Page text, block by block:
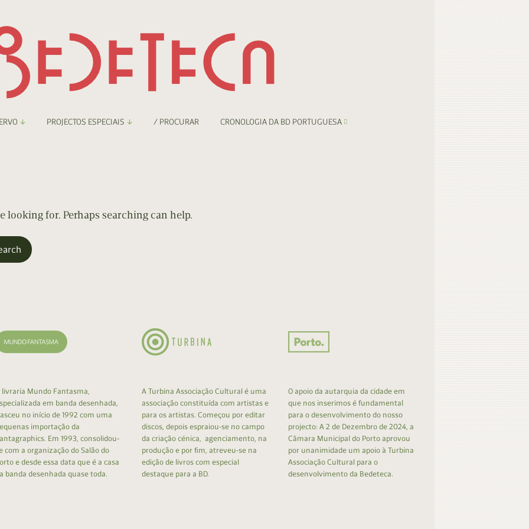
Digital
PROJECTOS ESPECIAIS / PROCURAR CRONOLOGIA DA BD PORTUGUESA
looking for. Perhaps searching can help.
livraria Mundo Fantasma,
em banda desenhada,
no início de 1992 com uma
importação da
Em 1993, consolidou-
com a organização do Salão do
e desde essa data que é a casa
banda desenhada quase toda.
A Turbina Associação Cultural é uma
associação constituída com artistas e
para os artistas. Começou por editar
discos, depois espraiou-se no campo
da criação cénica, agenciamento, na
produção e por fim, atreveu-se na
edição de livros com especial
destaque para a BD.
O apoio da autarquia da cidade em
que nos inserimos é fundamental
para o desenvolvimento do nosso
projecto: A 2 de Dezembro de 2024, a
Câmara Municipal do Porto aprovou
por unanimidade um apoio à Turbina
Associação Cultural para o
desenvolvimento da Bedeteca.